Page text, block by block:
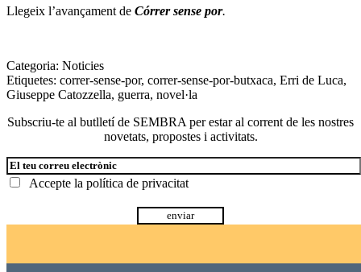
Llegeix l’avançament de Córrer sense por.
Categoria: Noticies
Etiquetes: correr-sense-por, correr-sense-por-butxaca, Erri de Luca,
Giuseppe Catozzella, guerra, novel·la
Subscriu-te al butlletí de SEMBRA per estar al corrent de les nostres
novetats, propostes i activitats.
Accepte la política de privacitat